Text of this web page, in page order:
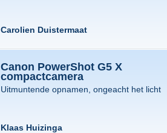
Carolien Duistermaat
Canon PowerShot G5 X
compactcamera
Uitmuntende opnamen, ongeacht het licht
Klaas Huizinga